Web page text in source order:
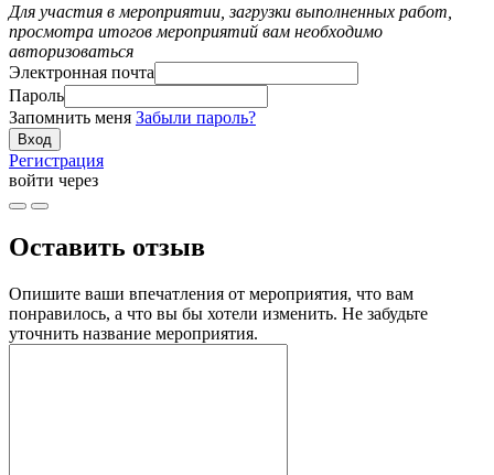
Для участия в мероприятии, загрузки выполненных работ,
просмотра итогов мероприятий вам необходимо
авторизоваться
Электронная почта
Пароль
Запомнить меня Забыли пароль?
Регистрация
войти через
Оставить отзыв
Опишите ваши впечатления от мероприятия, что вам
понравилось, а что вы бы хотели изменить. Не забудьте
уточнить название мероприятия.